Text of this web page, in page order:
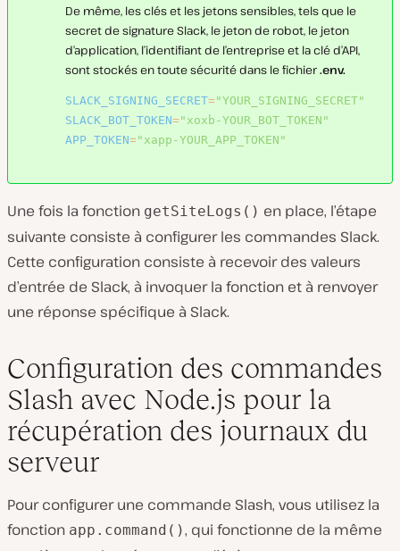
De même, les clés et les jetons sensibles, tels que le
secret de signature Slack, le jeton de robot, le jeton
d’application, l’identifiant de l’entreprise et la clé d’API,
sont stockés en toute sécurité dans le fichier.env.
SLACK_SIGNING_SECRET="YOUR_SIGNING_SECRET"
SLACK_BOT_TOKEN="xoxb-YOUR_BOT_TOKEN"
APP_TOKEN="xapp-YOUR_APP_TOKEN"
Une fois la fonction getSiteLogs() en place, l’étape
suivante consiste à configurer les commandes Slack.
Cette configuration consiste à recevoir des valeurs
d’entrée de Slack, à invoquer la fonction et à renvoyer
une réponse spécifique à Slack.
Configuration des commandes
Slash avec Node.js pour la
récupération des journaux du
serveur
Pour configurer une commande Slash, vous utilisez la
fonction app.command(), qui fonctionne de la même